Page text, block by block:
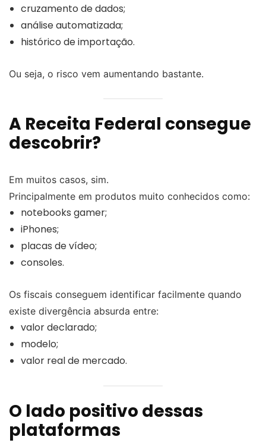
cruzamento de dados;
análise automatizada;
histórico de importação.
Ou seja, o risco vem aumentando bastante.
A Receita Federal consegue
descobrir?
Em muitos casos, sim.
Principalmente em produtos muito conhecidos como:
notebooks gamer;
iPhones;
placas de vídeo;
consoles.
Os fiscais conseguem identificar facilmente quando
existe divergência absurda entre:
valor declarado;
modelo;
valor real de mercado.
O lado positivo dessas
plataformas